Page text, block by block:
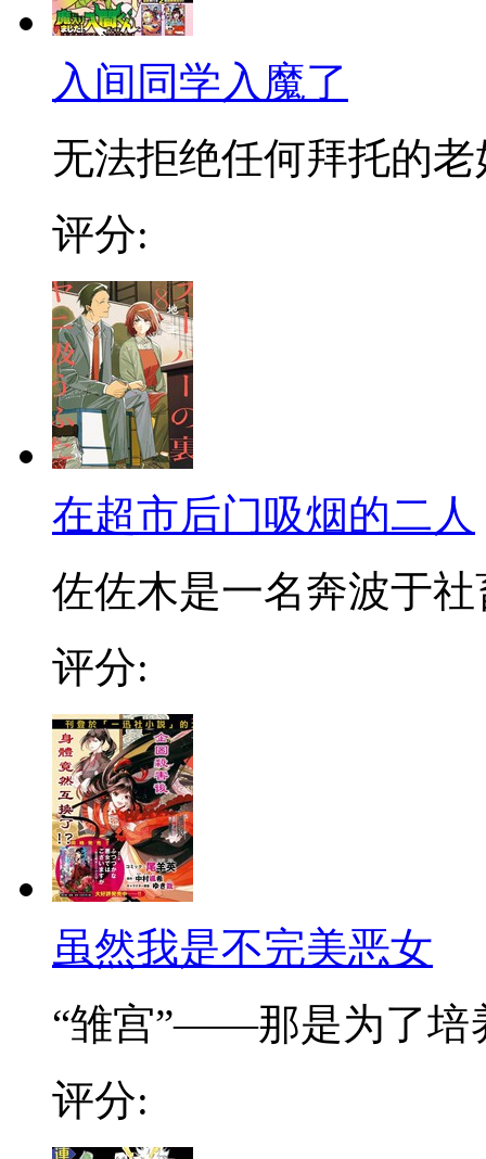
入间同学入魔了
无法拒绝任何拜托的老
评分:
在超市后门吸烟的二人
佐佐木是一名奔波于社
评分:
虽然我是不完美恶女
“雏宫”——那是为了培
评分: